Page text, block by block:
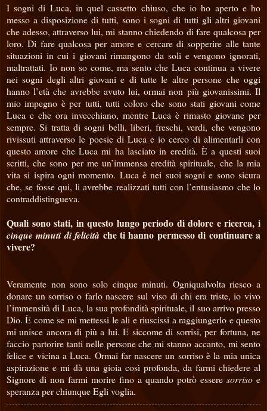
I sogni di Luca, in quel cassetto chiuso, che io ho aperto e ho
messo a disposizione di tutti, sono i sogni di tutti gli altri giovani
che adesso, attraverso lui, mi stanno chiedendo di fare qualcosa per
loro. Di fare qualcosa per amore e cercare di sopperire alle tante
situazioni in cui i giovani rimangono da soli e vengono ignorati,
maltrattati. Io non so come, ma sento che Luca continua a vivere
nei sogni degli altri giovani e di tutte le altre persone che oggi
hanno l’età che avrebbe avuto lui, ormai non più giovanissimi. Il
mio impegno è per tutti, tutti coloro che sono stati giovani come
Luca e che ora invecchiano, mentre Luca è rimasto giovane per
sempre. Si tratta di sogni belli, liberi, freschi, verdi, che vengono
rivissuti attraverso le poesie di Luca e io cerco di alimentarli con
questo amore che Luca mi ha lasciato in eredità. È a questi suoi
scritti, che sono per me un’immensa eredità spirituale, che la mia
vita si ispira ogni momento. Luca è nei suoi sogni e sono sicura
che, se fosse qui, li avrebbe realizzati tutti con l’entusiasmo che lo
contraddistingueva.
Quali sono stati, in questo lungo periodo di dolore e ricerca, i
cinque minuti di felicità che ti hanno permesso di continuare a
vivere?
Veramente non sono solo cinque minuti. Ogniqualvolta riesco a
donare un sorriso o farlo nascere sul viso di chi era triste, io vivo
l’immensità di Luca, la sua profondità spirituale, il suo arrivo presso
Dio. È come se mi mettessi le ali e riuscissi a raggiungerlo e questo
mi unisce ancora di più a lui. E siccome di sorrisi, per fortuna, ne
faccio partorire tanti nelle persone che mi stanno accanto, mi sento
felice e vicina a Luca. Ormai far nascere un sorriso è la mia unica
aspirazione e mi dà una gioia così profonda, da farmi chiedere al
Signore di non farmi morire fino a quando potrò essere sorriso e
speranza per chiunque Egli voglia.